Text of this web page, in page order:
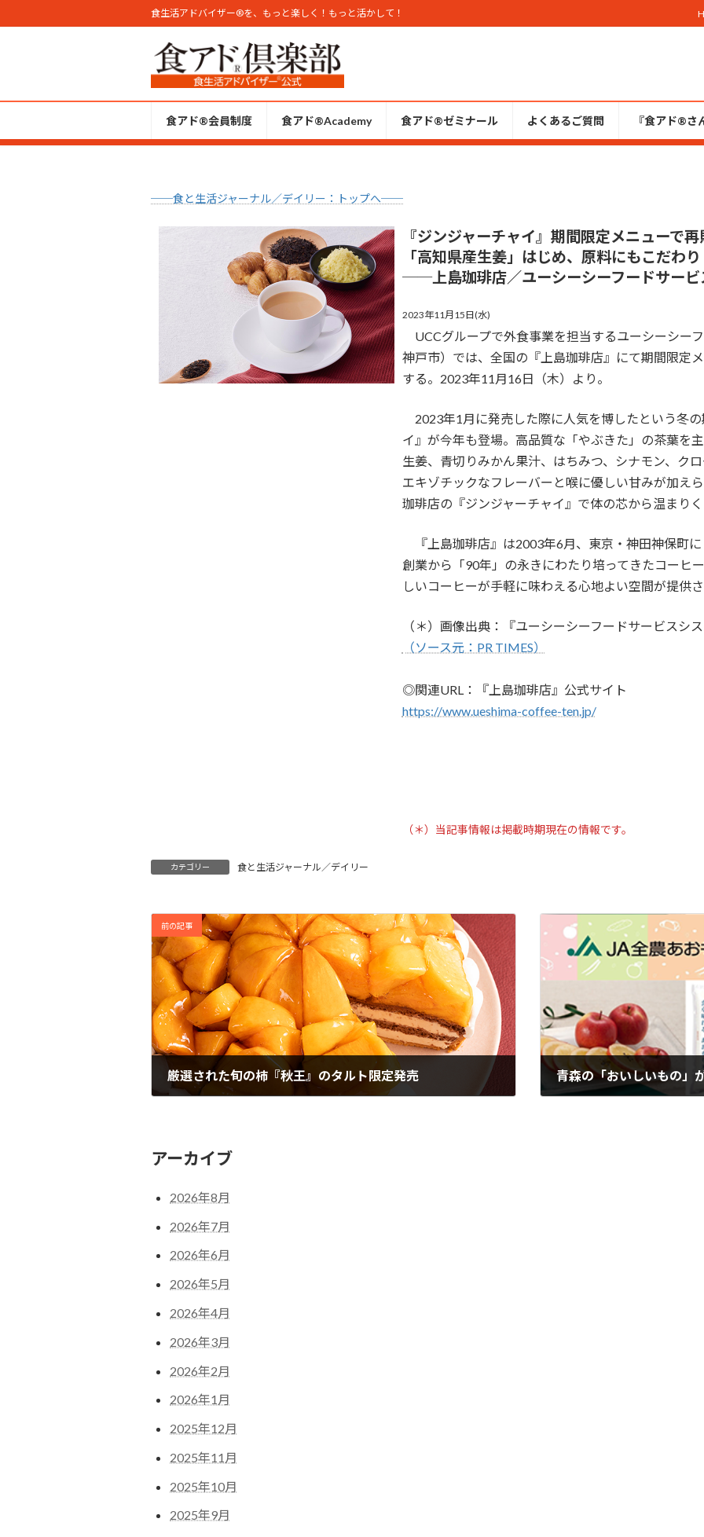
ン
へ
キ
ビ
ョ
に
食生活アドバイザー®︎を、もっと楽しく！もっと活かして！
食アド®会員制度 食アド®︎Academy 食アド®ゼミナール よくあるご質問 『食アド®︎さ
──食と生活ジャーナル／デイリー：トップへ──
『ジンジャーチャイ』期間限定メニューで再
「高知県産生姜」はじめ、原料にもこだわり
──上島珈琲店／ユーシーシーフードサー
2023年11月15日(水)
UCCグループで外食事業を担当するユーシーシー
神戸市）では、全国の『上島珈琲店』にて期間限定
する。2023年11月16日（木）より。
2023年1月に発売した際に人気を博したという冬
イ』が今年も登場。高品質な「やぶきた」の茶葉を
生姜、青切りみかん果汁、はちみつ、シナモン、ク
エキゾチックなフレーバーと喉に優しい甘みが加え
珈琲店の『ジンジャーチャイ』で体の芯から温ま
『上島珈琲店』は2003年6月、東京・神田神保町
創業から「90年」の永きにわたり培ってきたコーヒ
しいコーヒーが手軽に味わえる心地よい空間が提供
（＊）画像出典：『ユーシーシーフードサービスシ
（ソース元：PR TIMES）
◎関連URL：『上島珈琲店』公式サイト
https://www.ueshima-coffee-ten.jp/
（＊）当記事情報は掲載時期現在の情報です。
カテゴリー 食と生活ジャーナル／デイリー
前の記事
厳選された旬の柿『秋王』のタルト限定発売
アーカイブ
2026年8月
2026年7月
2026年6月
2026年5月
2026年4月
2026年3月
2026年2月
2026年1月
2025年12月
2025年11月
2025年10月
2025年9月